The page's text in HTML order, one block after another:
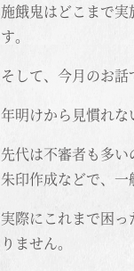
施餓鬼はどこまで
す。
そして、今月のお話
年明けから見慣れな
先代は不審者も多
朱印作成などで、一
実際にこれまで困
りません。